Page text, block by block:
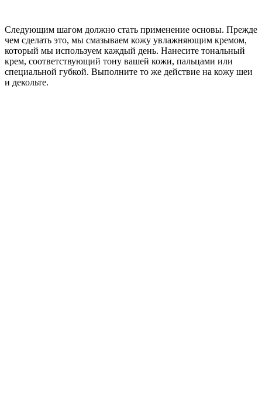
Следующим шагом должно стать применение основы. Прежде
чем сделать это, мы смазываем кожу увлажняющим кремом,
который мы используем каждый день. Нанесите тональный
крем, соответствующий тону вашей кожи, пальцами или
специальной губкой. Выполните то же действие на кожу шеи
и декольте.